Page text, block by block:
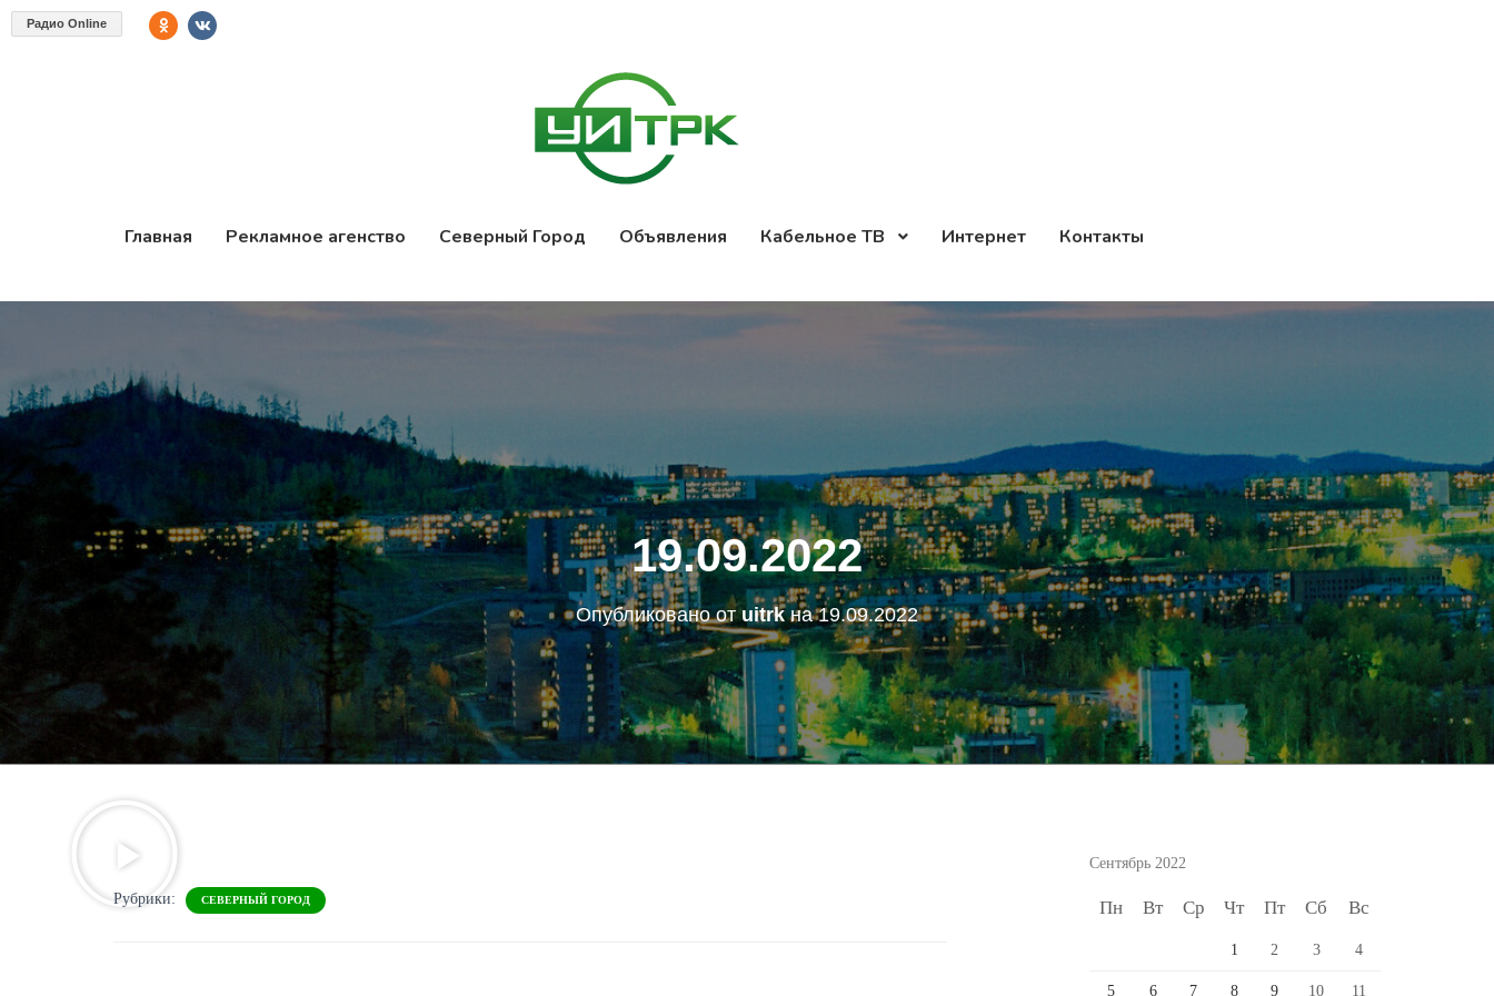
Радио Online
Главная Рекламное агенство Северный Город Объявления Кабельное ТВ Интернет Контакты
19.09.2022
Опубликовано отuitrkна19.09.2022
Рубрики: СЕВЕРНЫЙ ГОРОД
Сентябрь 2022
Пн Вт Ср Чт Пт Сб Вс
1 2 3 4
5 6 7 8 9 10 11